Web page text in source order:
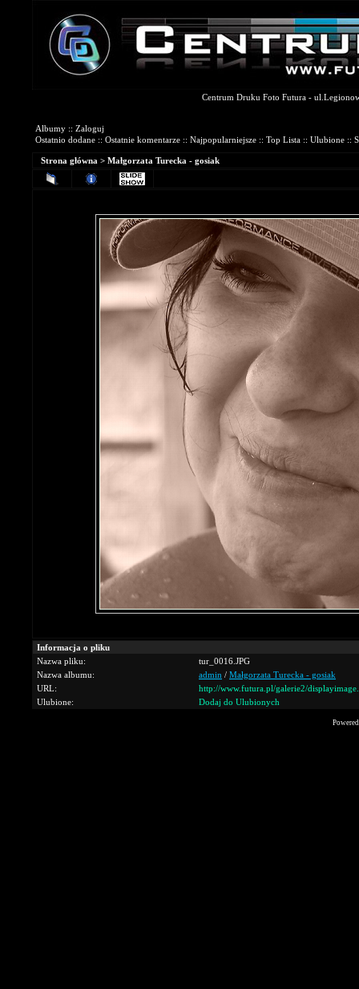
Centrum Druku Foto Futura -
Albumy :: Zaloguj
Ostatnio dodane :: Ostatnie komentarze :: Najpopularniejsze :: Top Lista :: Ulubione ::
Strona główna > Małgorzata Turecka - gosiak
Informacja o pliku
Nazwa pliku:
tur_0016.JPG
Nazwa albumu:
admin / Małgorzata Turecka - gosiak
URL:
http://www.futura.pl/galerie2/
Ulubione:
Dodaj do Ulubionych